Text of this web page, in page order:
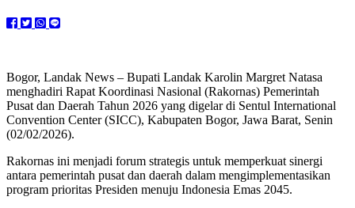
Bogor, Landak News – Bupati Landak Karolin Margret Natasa
menghadiri Rapat Koordinasi Nasional (Rakornas) Pemerintah
Pusat dan Daerah Tahun 2026 yang digelar di Sentul International
Convention Center (SICC), Kabupaten Bogor, Jawa Barat, Senin
(02/02/2026).
Rakornas ini menjadi forum strategis untuk memperkuat sinergi
antara pemerintah pusat dan daerah dalam mengimplementasikan
program prioritas Presiden menuju Indonesia Emas 2045.